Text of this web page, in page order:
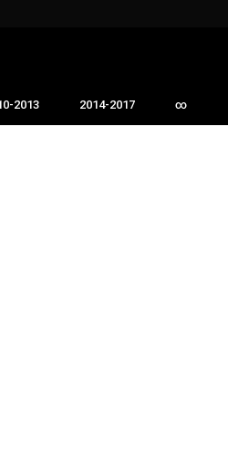
2013 2014-2017 ∞